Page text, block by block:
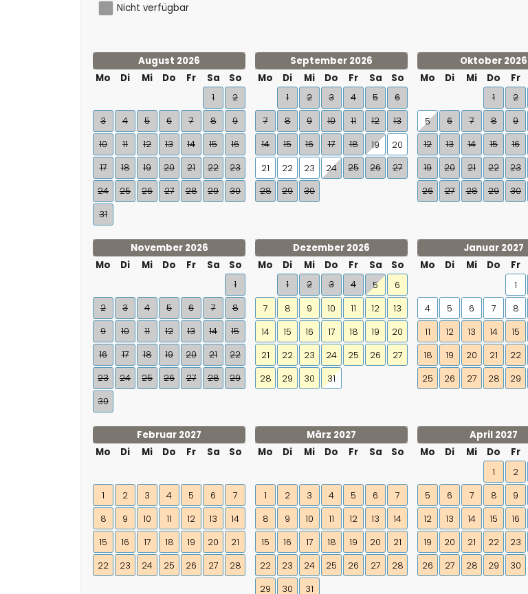
Nicht verfügbar
August 2026
Mo
Di Mi Do Fr Sa So
1
2
3
4 5 6 7 8
9
10
11 12 13 14 15
16
17
18 19 20 21 22
23
24
25 26 27 28 29
30
31
September 2026
Mo
Di Mi Do Fr Sa So
1 2 3 4 5
6
7
8 9 10 11 12
13
14
15 16 17 18 19
20
21
22 23 24 25 26
27
28
29 30
Oktober 2026
Mo
Di Mi Do Fr
1 2
5
6 7 8 9
12
13 14 15 16
19
20 21 22 23
26
27 28 29 30
November 2026
Mo
Di Mi Do Fr Sa So
1
2
3 4 5 6 7
8
9
10 11 12 13 14
15
16
17 18 19 20 21
22
23
24 25 26 27 28
29
30
Dezember 2026
Mo
Di Mi Do Fr Sa So
1 2 3 4 5
6
7
8 9 10 11 12
13
14
15 16 17 18 19
20
21
22 23 24 25 26
27
28
29 30 31
Januar 2027
Mo
Di Mi Do Fr
1
4
5 6 7 8
11
12 13 14 15
18
19 20 21 22
25
26 27 28 29
Februar 2027
Mo
Di Mi Do Fr Sa So
1 2 3 4 5 6
7
8
9 10 11 12 13
14
15
16 17 18 19 20
21
22
23 24 25 26 27 28
März 2027
Mo
Di Mi Do Fr Sa So
1 2 3 4 5 6
7
8
9 10 11 12 13
14
15
16 17 18 19 20
21
22
23 24 25 26 27
28
29
30 31
April 2027
Mo
Di Mi Do Fr
1 2
5
6 7 8 9
12
13 14 15 16
19
20 21 22 23
26
27 28 29 30